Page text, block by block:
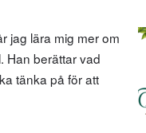
jag lära mig mer om
Han berättar vad
tänka på för att